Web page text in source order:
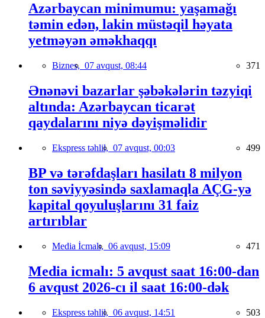
Azərbaycan minimumu: yaşamağı
təmin edən, lakin müstəqil həyata
yetməyən əməkhaqqı
Biznes, 07 avqust, 08:44 371
Ənənəvi bazarlar şəbəkələrin təzyiqi
altında: Azərbaycan ticarət
qaydalarını niyə dəyişməlidir
Ekspress təhlil, 07 avqust, 00:03 499
BP və tərəfdaşları hasilatı 8 milyon
ton səviyyəsində saxlamaqla AÇG-yə
kapital qoyuluşlarını 31 faiz
artırıblar
Media İcmalı, 06 avqust, 15:09 471
Media icmalı: 5 avqust saat 16:00-dan
6 avqust 2026-cı il saat 16:00-dək
Ekspress təhlil, 06 avqust, 14:51 503